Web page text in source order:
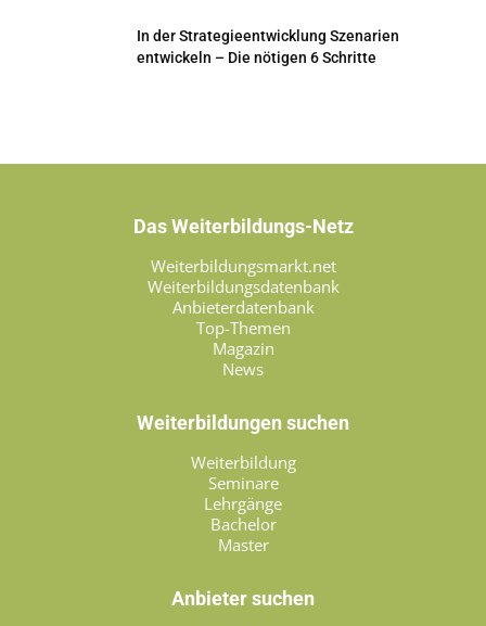
In der Strategieentwicklung Szenarien
entwickeln – Die nötigen 6 Schritte
Das Weiterbildungs-Netz
Weiterbildungsmarkt.net
Weiterbildungsdatenbank
Anbieterdatenbank
Top-Themen
Magazin
News
Weiterbildungen suchen
Weiterbildung
Seminare
Lehrgänge
Bachelor
Master
Anbieter suchen